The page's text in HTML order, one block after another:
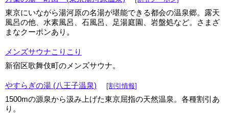
東京にいながら湯河原の名湯が堪能できる都会の温泉郷。露天
風呂の他、水素風呂、石風呂、足湯庭園、岩盤処など。さまざ
まなクーポンあり。
メンズサウナこりこり
新宿区歌舞伎町のメンズサウナ。
やすらぎの湯 (八王子温泉) [割引情報]
1500mの源泉から汲み上げた東京屈指の天然温泉。各種割引あ
り。